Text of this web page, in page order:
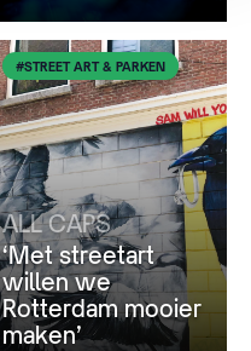
#STREET ART & PARKEN
ALL CAPS
‘Met streetart
willen we
Rotterdam mooier
maken’